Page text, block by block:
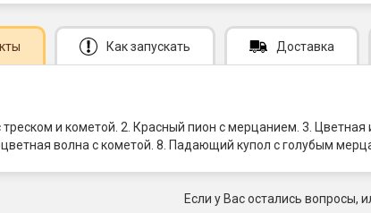
Как запускать Доставка
и кометой. 2. Красный пион с мерцанием. 3.
волна с кометой. 8. Падающий купол с голубым
Если у Вас остались вопросы,